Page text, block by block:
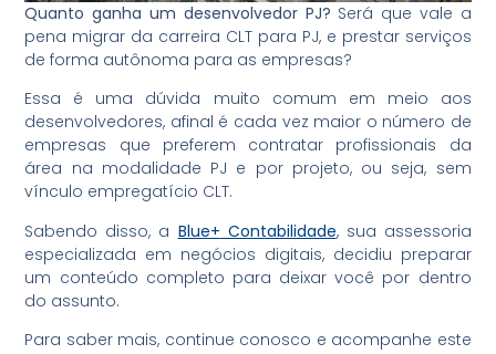
Quanto ganha um desenvolvedor PJ? Será que vale a
pena migrar da carreira CLT para PJ, e prestar serviços
de forma autônoma para as empresas?
Essa é uma dúvida muito comum em meio aos
desenvolvedores, afinal é cada vez maior o número de
empresas que preferem contratar profissionais da
área na modalidade PJ e por projeto, ou seja, sem
vínculo empregatício CLT.
Sabendo disso, a Blue+ Contabilidade, sua assessoria
especializada em negócios digitais, decidiu preparar
um conteúdo completo para deixar você por dentro
do assunto.
Para saber mais, continue conosco e acompanhe este